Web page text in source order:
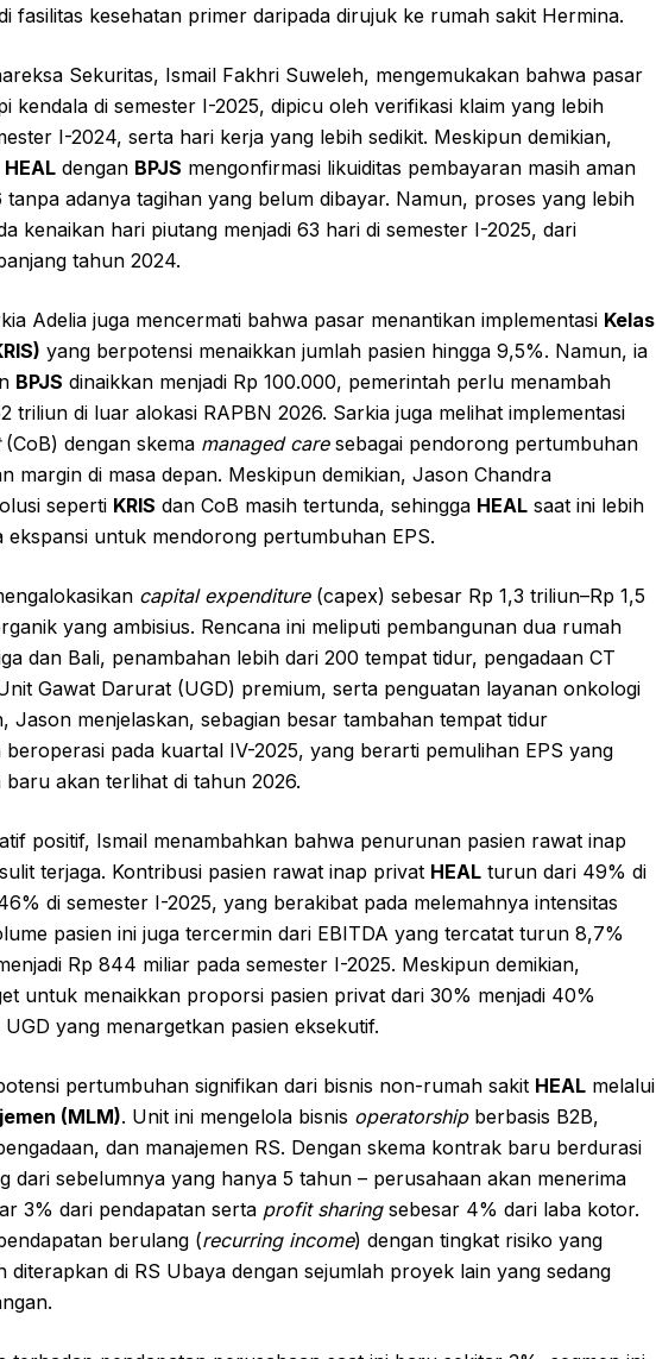
fasilitas kesehatan primer daripada dirujuk ke rumah sakit Hermina.
Sekuritas, Ismail Fakhri Suweleh, mengemukakan bahwa pasar
kendala di semester I-2025, dipicu oleh verifikasi klaim yang lebih
I-2024, serta hari kerja yang lebih sedikit. Meskipun demikian,
HEAL dengan BPJS mengonfirmasi likuiditas pembayaran masih aman
tanpa adanya tagihan yang belum dibayar. Namun, proses yang lebih
kenaikan hari piutang menjadi 63 hari di semester I-2025, dari
tahun 2024.
Adelia juga mencermati bahwa pasar menantikan implementasi Kelas
yang berpotensi menaikkan jumlah pasien hingga 9,5%. Namun, ia
BPJS dinaikkan menjadi Rp 100.000, pemerintah perlu menambah
triliun di luar alokasi RAPBN 2026. Sarkia juga melihat implementasi
(CoB) dengan skema managed caresebagai pendorong pertumbuhan
margin di masa depan. Meskipun demikian, Jason Chandra
seperti KRIS dan CoB masih tertunda, sehingga HEAL saat ini lebih
ekspansi untuk mendorong pertumbuhan EPS.
capital expenditure(capex) sebesar Rp 1,3 triliun–Rp 1,5
yang ambisius. Rencana ini meliputi pembangunan dua rumah
dan Bali, penambahan lebih dari 200 tempat tidur, pengadaan CT
Gawat Darurat (UGD) premium, serta penguatan layanan onkologi
Jason menjelaskan, sebagian besar tambahan tempat tidur
pada kuartal IV-2025, yang berarti pemulihan EPS yang
akan terlihat di tahun 2026.
positif, Ismail menambahkan bahwa penurunan pasien rawat inap
terjaga. Kontribusi pasien rawat inap privat HEAL turun dari 49% di
di semester I-2025, yang berakibat pada melemahnya intensitas
pasien ini juga tercermin dari EBITDA yang tercatat turun 8,7%
Rp 844 miliar pada semester I-2025. Meskipun demikian,
untuk menaikkan proporsi pasien privat dari 30% menjadi 40%
yang menargetkan pasien eksekutif.
pertumbuhan signifikan dari bisnis non-rumah sakit HEAL melalui
(MLM). Unit ini mengelola bisnis operatorshipberbasis B2B,
dan manajemen RS. Dengan skema kontrak baru berdurasi
dari sebelumnya yang hanya 5 tahun – perusahaan akan menerima
3% dari pendapatan serta profit sharingsebesar 4% dari laba kotor.
berulang (recurring income) dengan tingkat risiko yang
diterapkan di RS Ubaya dengan sejumlah proyek lain yang sedang